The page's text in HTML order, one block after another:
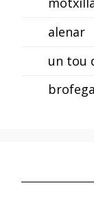
alenar
un tou